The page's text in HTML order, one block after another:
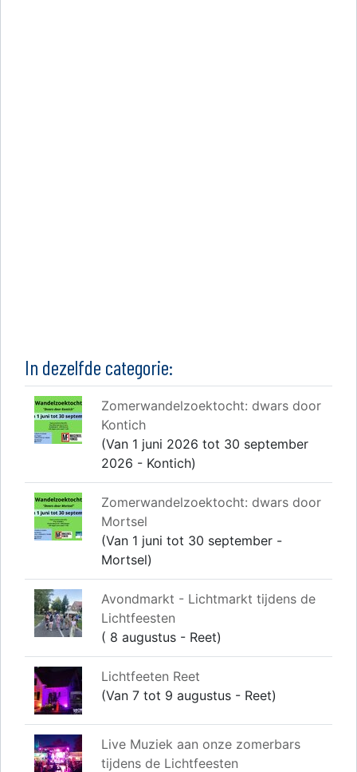
In dezelfde categorie:
Zomerwandelzoektocht: dwars door
Kontich
(Van 1 juni 2026 tot 30 september
2026 - Kontich)
Zomerwandelzoektocht: dwars door
Mortsel
(Van 1 juni tot 30 september -
Mortsel)
Avondmarkt - Lichtmarkt tijdens de
Lichtfeesten
( 8 augustus - Reet)
Lichtfeeten Reet
(Van 7 tot 9 augustus - Reet)
Live Muziek aan onze zomerbars
tijdens de Lichtfeesten